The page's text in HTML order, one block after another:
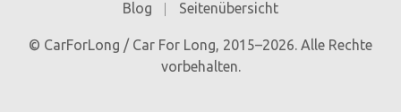
Blog Seitenübersicht
© CarForLong / Car For Long, 2015–2026. Alle Rechte
vorbehalten.